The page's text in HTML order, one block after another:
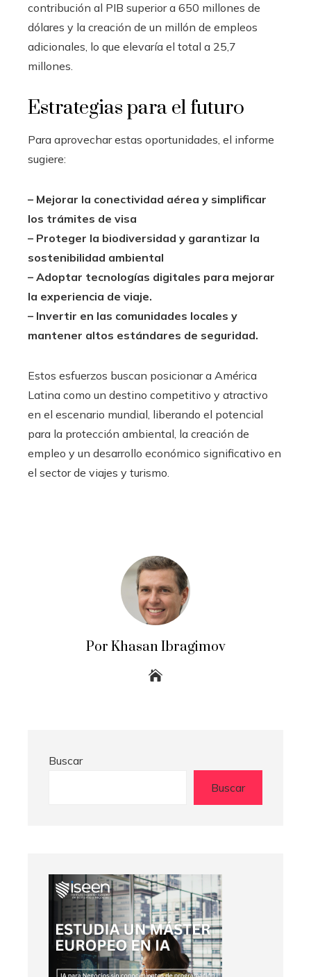
contribución al PIB superior a 650 millones de
dólares y la creación de un millón de empleos
adicionales, lo que elevaría el total a 25,7
millones.
Estrategias para el futuro
Para aprovechar estas oportunidades, el informe
sugiere:
– Mejorar la conectividad aérea y simplificar
los trámites de visa
– Proteger la biodiversidad y garantizar la
sostenibilidad ambiental
– Adoptar tecnologías digitales para mejorar
la experiencia de viaje.
– Invertir en las comunidades locales y
mantener altos estándares de seguridad.
Estos esfuerzos buscan posicionar a América
Latina como un destino competitivo y atractivo
en el escenario mundial, liberando el potencial
para la protección ambiental, la creación de
empleo y un desarrollo económico significativo en
el sector de viajes y turismo.
Por Khasan Ibragimov
Buscar
Buscar